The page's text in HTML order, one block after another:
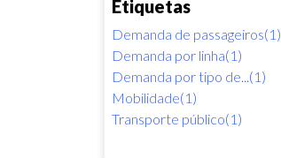
Etiquetas
Demanda de passageiros(1)
Demanda por linha(1)
Demanda por tipo de...(1)
Mobilidade(1)
Transporte público(1)